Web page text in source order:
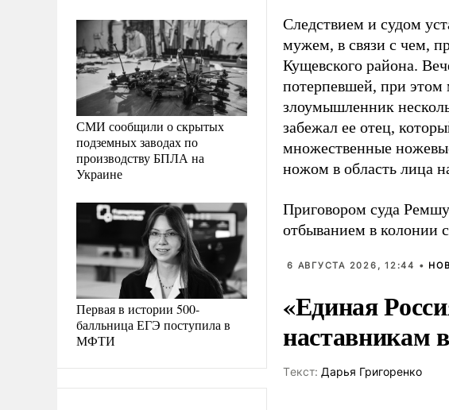
СМИ сообщили о скрытых
подземных заводах по
производству БПЛА на
Украине
Первая в истории 500-
балльница ЕГЭ поступила в
МФТИ
Следствием и судом
мужем, в связи с чем,
Кущевского района.
потерпевшей, при
злоумышленник
забежал ее отец,
множественные
ножом в область лица
Приговором суда
отбыванием в колонии
6 АВГУСТА 2026, 12:44 •
«Единая
наставникам
Tекст: Дарья Григоренко